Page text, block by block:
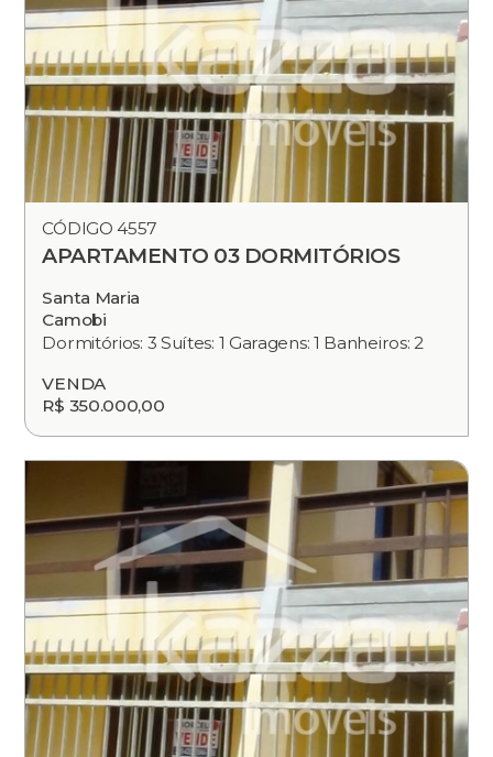
CÓDIGO 4557
APARTAMENTO 03 DORMITÓRIOS
Santa Maria
Camobi
Dormitórios: 3 Suítes: 1 Garagens: 1 Banheiros: 2
VENDA
R$ 350.000,00